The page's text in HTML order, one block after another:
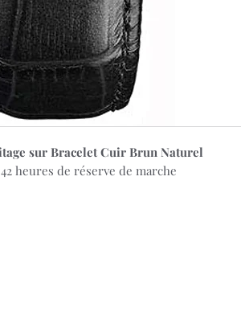
sur Bracelet Cuir Brun Naturel
heures de réserve de marche